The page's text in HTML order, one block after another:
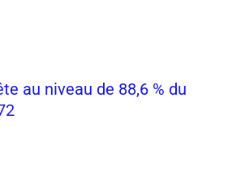
au niveau de 88,6 % du